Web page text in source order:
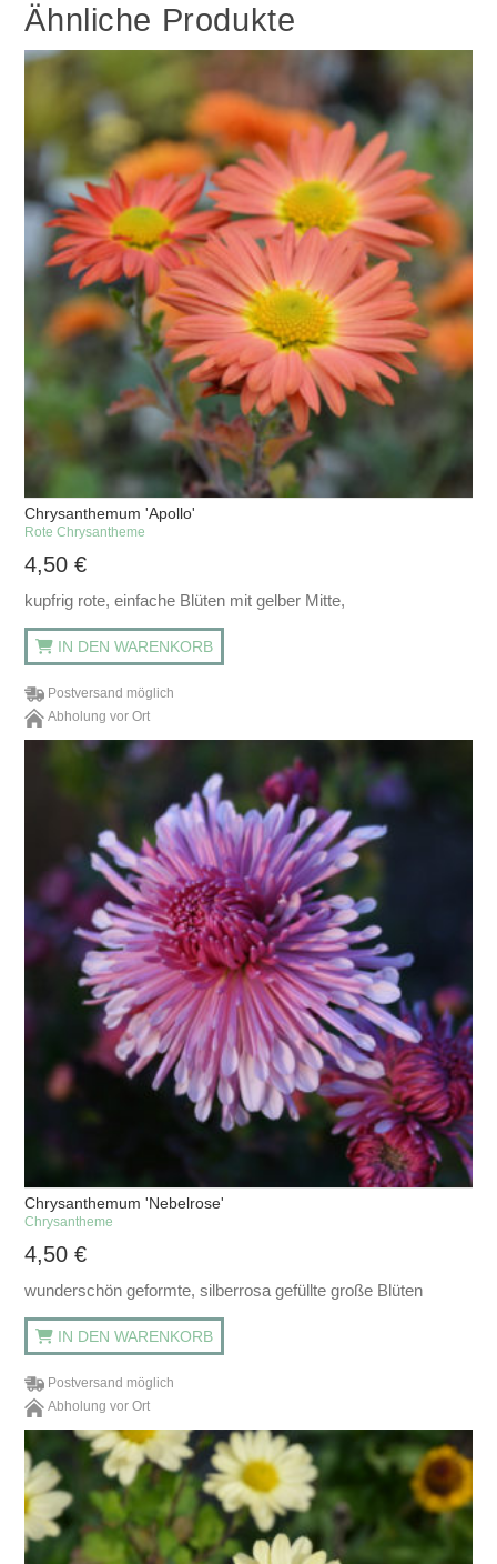
Ähnliche Produkte
Chrysanthemum 'Apollo'
Rote Chrysantheme
4,50€
kupfrig rote, einfache Blüten mit gelber Mitte,
IN DEN WARENKORB
Postversand möglich
Abholung vor Ort
Chrysanthemum 'Nebelrose'
Chrysantheme
4,50€
wunderschön geformte, silberrosa gefüllte große Blüten
IN DEN WARENKORB
Postversand möglich
Abholung vor Ort